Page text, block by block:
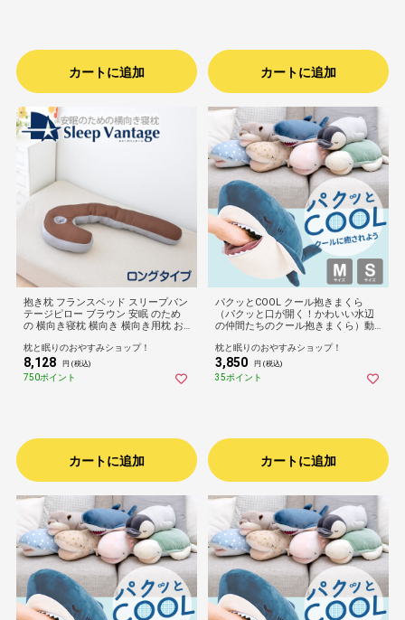
カートに追加 カートに追加
抱き枕 フランスベッド スリープバン
テージピロー ブラウン 安眠 のため
の 横向き寝枕 横向き 横向き用枕 お
枕 だきまくら J字 ゆがみ まくら ポ
リエステル 大きい 長い 妊婦 妊娠
枕と眠りのおやすみショップ！
8,128 円 (税込)
750ポイント
カートに追加
パクッとCOOL クール抱きまくら
（パクッと口が開く！かわいい水辺
の仲間たちのクール抱きまくら）動
ト ギフト 男性 女性 大人 子供 キッズ
ジュニア 息子 娘 ぬいぐるみ ひんや
り 接触冷感 りぶはあと 可愛い抱き
枕 子供部屋 ソファ
枕と眠りのおやすみショップ！
3,850 円 (税込)
35ポイント
カートに追加